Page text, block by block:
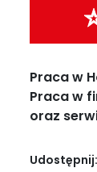
Praca w
Praca w
oraz
Udostępnij: